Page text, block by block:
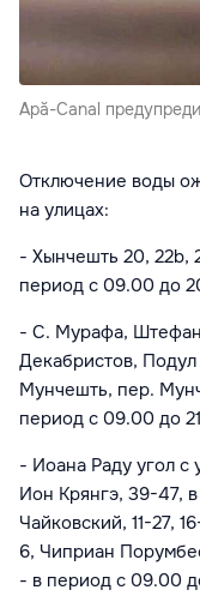
Apă-Canal
Отключение воды
на улицах:
- Хынчешть 20, 22b,
период с 09.00 до
- С. Мурафа,
Декабристов,
Мунчешть, пер.
период с 09.00 до
- Иоана Раду угол с
Ион Крянгэ, 39-47,
Чайковский, 11-27,
6, Чиприан
- в период с 09.00